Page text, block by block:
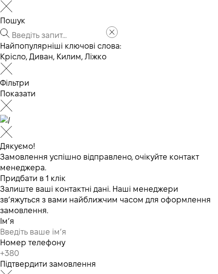
Пошук
Найпопулярніші ключові слова:
Крісло, Диван, Килим, Ліжко
Фільтри
Показати
Дякуємо!
Замовлення успішно відправлено, очікуйте контакт
менеджера.
Придбати в 1 клік
Залиште ваші контактні дані. Наші менеджери
зв’яжуться з вами найближчим часом для оформлення
замовлення.
Ім’я
Номер телефону
Підтвердити замовлення